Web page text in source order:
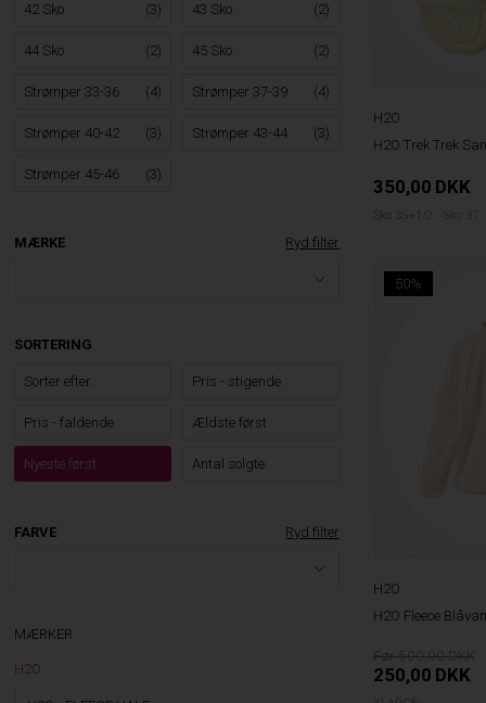
42 Sko (3) 43 Sko (2)
44 Sko (2) 45 Sko (2)
Strømper 33-36 (4) Strømper 37-39 (4)
Strømper 40-42 (3) Strømper 43-44 (3)
Strømper 45-46 (3)
MÆRKE Ryd filter
SORTERING
Sorter efter... Pris - stigende
Pris - faldende Ældste først
Nyeste først Antal solgte
FARVE Ryd filter
MÆRKER
H2O
H2O
H2O Trek Trek
350,00 DKK
Sko 35+1/2 Sko 37
50%
H2O
H2O Fleece
500,00
250,00 DKK